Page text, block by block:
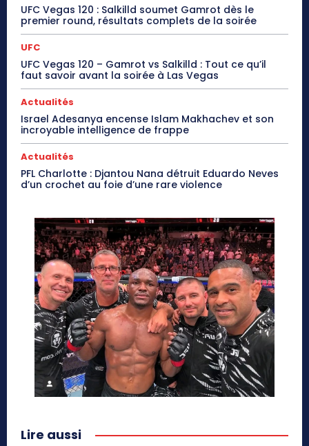
UFC Vegas 120 : Salkilld soumet Gamrot dès le
premier round, résultats complets de la soirée
UFC
UFC Vegas 120 – Gamrot vs Salkilld : Tout ce qu’il
faut savoir avant la soirée à Las Vegas
Actualités
Israel Adesanya encense Islam Makhachev et son
incroyable intelligence de frappe
Actualités
PFL Charlotte : Djantou Nana détruit Eduardo Neves
d’un crochet au foie d’une rare violence
Lire aussi